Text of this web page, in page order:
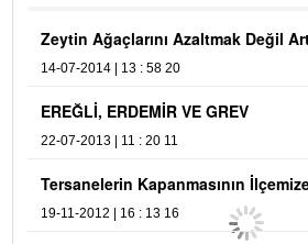
Zeytin Ağaçlarını Azaltmak Değil
14-07-2014 | 13 : 58 20
EREĞLİ, ERDEMİR VE GREV
22-07-2013 | 11 : 20 11
Tersanelerin Kapanmasının
19-11-2012 | 16 : 13 16